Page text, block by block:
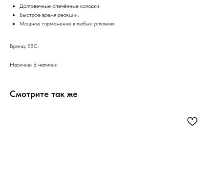
Долговечные спечённые колодки.
Быстрое время реакции.
Мощное торможение в любых условиях.
Бренд: EBC.
Наличие: В наличии
Смотрите так же